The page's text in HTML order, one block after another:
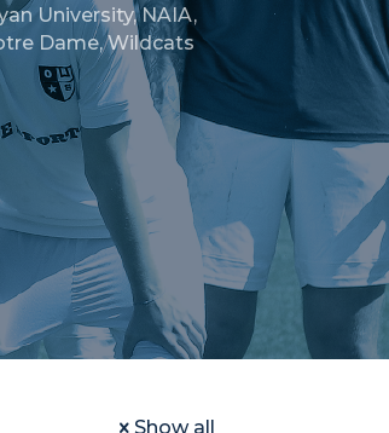
University,NAIA,
Dame,Wildcats
Show all